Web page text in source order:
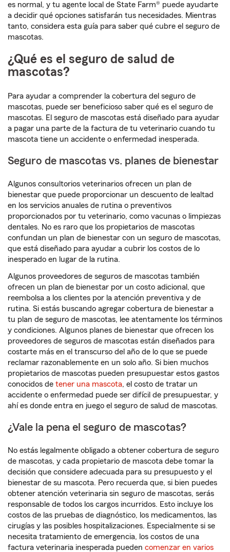
es normal, y tu agente local de State Farm® puede ayudarte
a decidir qué opciones satisfarán tus necesidades. Mientras
tanto, considera esta guía para saber qué cubre el seguro de
mascotas.
¿Qué es el seguro de salud de
mascotas?
Para ayudar a comprender la cobertura del seguro de
mascotas, puede ser beneficioso saber qué es el seguro de
mascotas. El seguro de mascotas está diseñado para ayudar
a pagar una parte de la factura de tu veterinario cuando tu
mascota tiene un accidente o enfermedad inesperada.
Seguro de mascotas vs. planes de bienestar
Algunos consultorios veterinarios ofrecen un plan de
bienestar que puede proporcionar un descuento de lealtad
en los servicios anuales de rutina o preventivos
proporcionados por tu veterinario, como vacunas o limpiezas
dentales. No es raro que los propietarios de mascotas
confundan un plan de bienestar con un seguro de mascotas,
que está diseñado para ayudar a cubrir los costos de lo
inesperado en lugar de la rutina.
Algunos proveedores de seguros de mascotas también
ofrecen un plan de bienestar por un costo adicional, que
reembolsa a los clientes por la atención preventiva y de
rutina. Si estás buscando agregar cobertura de bienestar a
tu plan de seguro de mascotas, lee atentamente los términos
y condiciones. Algunos planes de bienestar que ofrecen los
proveedores de seguros de mascotas están diseñados para
costarte más en el transcurso del año de lo que se puede
reclamar razonablemente en un solo año. Si bien muchos
propietarios de mascotas pueden presupuestar estos gastos
conocidos de tener una mascota, el costo de tratar un
accidente o enfermedad puede ser difícil de presupuestar, y
ahí es donde entra en juego el seguro de salud de mascotas.
¿Vale la pena el seguro de mascotas?
No estás legalmente obligado a obtener cobertura de seguro
de mascotas, y cada propietario de mascota debe tomar la
decisión que considere adecuada para su presupuesto y el
bienestar de su mascota. Pero recuerda que, si bien puedes
obtener atención veterinaria sin seguro de mascotas, serás
responsable de todos los cargos incurridos. Esto incluye los
costos de las pruebas de diagnóstico, los medicamentos, las
cirugías y las posibles hospitalizaciones. Especialmente si se
necesita tratamiento de emergencia, los costos de una
factura veterinaria inesperada pueden comenzar en varios